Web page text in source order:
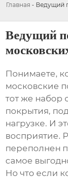
Главная - Ведущий
Ведущий
Понимаете,
московские
тот же набор
покрытия,
нагрузке. И
восприятие.
переполнен
самое
Но что если